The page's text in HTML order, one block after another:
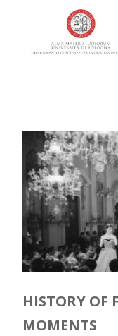
HISTORY OF
MOMENTS